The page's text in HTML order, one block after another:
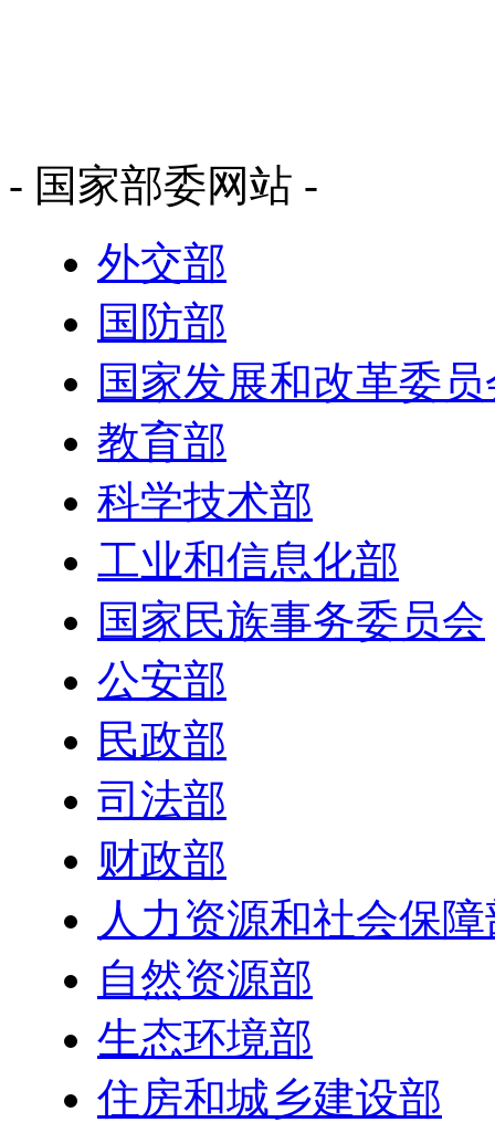
- 国家部委网站 -
外交部
国防部
国家发展和改革委
教育部
科学技术部
工业和信息化部
国家民族事务委员会
公安部
民政部
司法部
财政部
人力资源和社会保
自然资源部
生态环境部
住房和城乡建设部